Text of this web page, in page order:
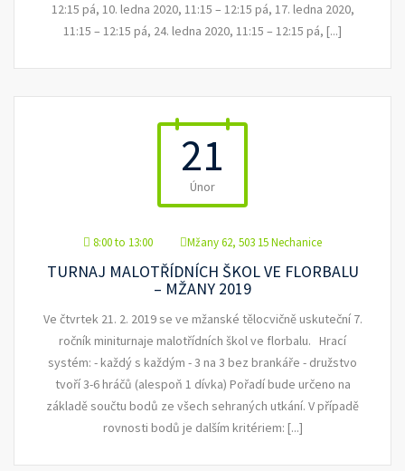
12:15 pá, 10. ledna 2020, 11:15 – 12:15 pá, 17. ledna 2020,
11:15 – 12:15 pá, 24. ledna 2020, 11:15 – 12:15 pá, [...]
21
Únor
8:00 to 13:00 Mžany 62, 503 15 Nechanice
TURNAJ MALOTŘÍDNÍCH ŠKOL VE FLORBALU
– MŽANY 2019
Ve čtvrtek 21. 2. 2019 se ve mžanské tělocvičně uskuteční 7.
ročník miniturnaje malotřídních škol ve florbalu. Hrací
systém: - každý s každým - 3 na 3 bez brankáře - družstvo
tvoří 3-6 hráčů (alespoň 1 dívka) Pořadí bude určeno na
základě součtu bodů ze všech sehraných utkání. V případě
rovnosti bodů je dalším kritériem: [...]